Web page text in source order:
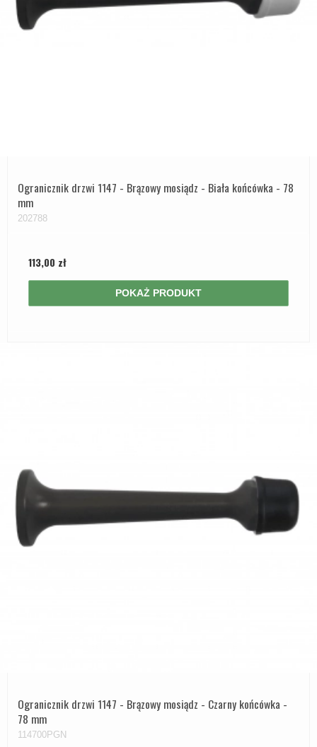
Ogranicznik drzwi 1147 - Brązowy mosiądz - Biała końcówka - 78
mm
202788
113,00 zł
POKAŻ PRODUKT
Ogranicznik drzwi 1147 - Brązowy mosiądz - Czarny końcówka -
78 mm
114700PGN